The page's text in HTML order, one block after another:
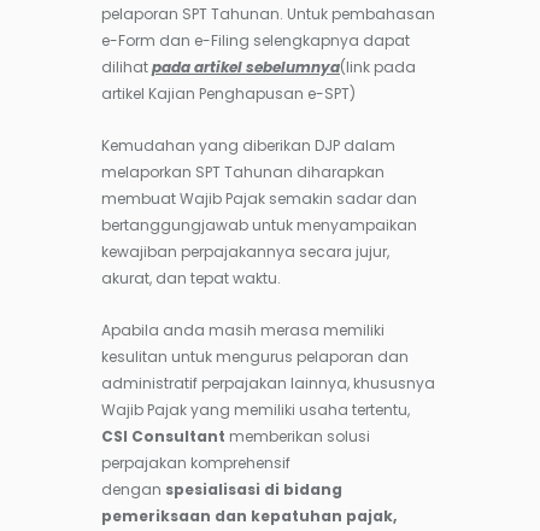
pelaporan SPT Tahunan. Untuk pembahasan
e-Form dan e-Filing selengkapnya dapat
dilihatpada artikel sebelumnya(link pada
artikel Kajian Penghapusan e-SPT)
Kemudahan yang diberikan DJP dalam
melaporkan SPT Tahunan diharapkan
membuat Wajib Pajak semakin sadar dan
bertanggungjawab untuk menyampaikan
kewajiban perpajakannya secara jujur,
akurat, dan tepat waktu.
Apabila anda masih merasa memiliki
kesulitan untuk mengurus pelaporan dan
administratif perpajakan lainnya, khususnya
Wajib Pajak yang memiliki usaha tertentu,
CSI Consultant memberikan solusi
perpajakan komprehensif
dengan spesialisasi di bidang
pemeriksaan dan kepatuhan pajak,